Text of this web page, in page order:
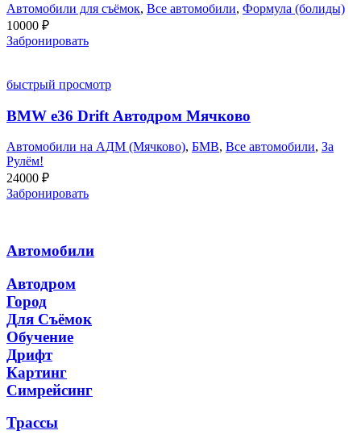
Автомобили для съёмок, Все автомобили, Формула (болиды)
10000 ₽
Забронировать
быстрый просмотр
BMW e36 Drift Автодром Мячково
Автомобили на АДМ (Мячково), БМВ, Все автомобили, За
Рулём!
24000 ₽
Забронировать
Автомобили
Автодром
Город
Для Съёмок
Обучение
Дрифт
Картинг
Симрейсинг
Трассы